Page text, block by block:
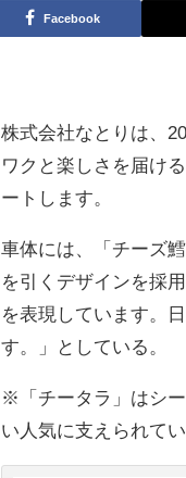
Facebook
株式会社なとりは、
ワクと楽しさを届け
ートします。
車体には、「チーズ
を引くデザインを採
を表現しています。
す。」としている。
※「チータラ」はシ
い人気に支えられて